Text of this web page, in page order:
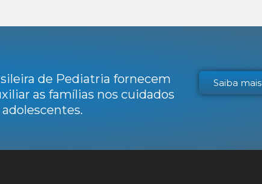
de Pediatria fornecem
as famílias nos cuidados
Saiba mais